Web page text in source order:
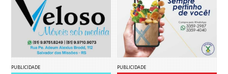
PUBLICIDADE PUBLICIDADE